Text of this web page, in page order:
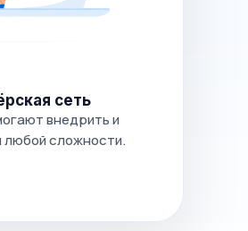
сеть
внедрить и
любой сложности.